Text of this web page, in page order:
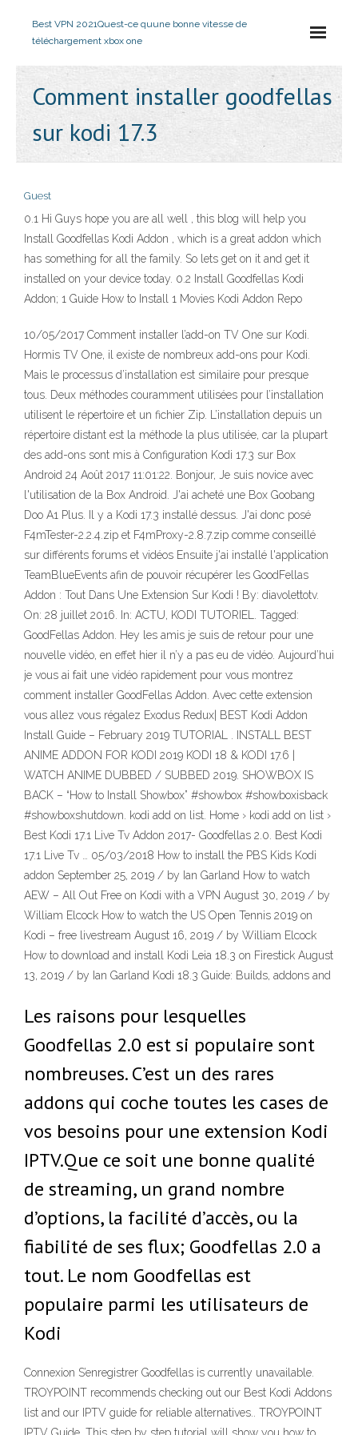
Best VPN 2021Quest-ce quune bonne vitesse de
téléchargement xbox one
Comment installer goodfellas
sur kodi 17.3
Guest
0.1 Hi Guys hope you are all well , this blog will help you
Install Goodfellas Kodi Addon , which is a great addon which
has something for all the family. So lets get on it and get it
installed on your device today. 0.2 Install Goodfellas Kodi
Addon; 1 Guide How to Install 1 Movies Kodi Addon Repo
10/05/2017 Comment installer l’add-on TV One sur Kodi.
Hormis TV One, il existe de nombreux add-ons pour Kodi.
Mais le processus d’installation est similaire pour presque
tous. Deux méthodes couramment utilisées pour l’installation
utilisent le répertoire et un fichier Zip. L’installation depuis un
répertoire distant est la méthode la plus utilisée, car la plupart
des add-ons sont mis à Configuration Kodi 17.3 sur Box
Android 24 Août 2017 11:01:22. Bonjour, Je suis novice avec
l'utilisation de la Box Android. J'ai acheté une Box Goobang
Doo A1 Plus. Il y a Kodi 17.3 installé dessus. J'ai donc posé
F4mTester-2.2.4.zip et F4mProxy-2.8.7.zip comme conseillé
sur différents forums et vidéos Ensuite j'ai installé l'application
TeamBlueEvents afin de pouvoir récupérer les GoodFellas
Addon : Tout Dans Une Extension Sur Kodi ! By: diavolettotv.
On: 28 juillet 2016. In: ACTU, KODI TUTORIEL. Tagged:
GoodFellas Addon. Hey les amis je suis de retour pour une
nouvelle vidéo, en effet hier il n’y a pas eu de vidéo. Aujourd’hui
je vous ai fait une vidéo rapidement pour vous montrez
comment installer GoodFellas Addon. Avec cette extension
vous allez vous régalez Exodus Redux| BEST Kodi Addon
Install Guide – February 2019 TUTORIAL . INSTALL BEST
ANIME ADDON FOR KODI 2019 KODI 18 & KODI 17.6 |
WATCH ANIME DUBBED / SUBBED 2019. SHOWBOX IS
BACK – “How to Install Showbox” #showbox #showboxisback
#showboxshutdown. kodi add on list. Home › kodi add on list ›
Best Kodi 17.1 Live Tv Addon 2017- Goodfellas 2.0. Best Kodi
17.1 Live Tv … 05/03/2018 How to install the PBS Kids Kodi
addon September 25, 2019 / by Ian Garland How to watch
AEW – All Out Free on Kodi with a VPN August 30, 2019 / by
William Elcock How to watch the US Open Tennis 2019 on
Kodi – free livestream August 16, 2019 / by William Elcock
How to download and install Kodi Leia 18.3 on Firestick August
13, 2019 / by Ian Garland Kodi 18.3 Guide: Builds, addons and
Les raisons pour lesquelles
Goodfellas 2.0 est si populaire sont
nombreuses. C’est un des rares
addons qui coche toutes les cases de
vos besoins pour une extension Kodi
IPTV.Que ce soit une bonne qualité
de streaming, un grand nombre
d’options, la facilité d’accès, ou la
fiabilité de ses flux; Goodfellas 2.0 a
tout. Le nom Goodfellas est
populaire parmi les utilisateurs de
Kodi
Connexion S’enregistrer Goodfellas is currently unavailable.
TROYPOINT recommends checking out our Best Kodi Addons
list and our IPTV guide for reliable alternatives.. TROYPOINT